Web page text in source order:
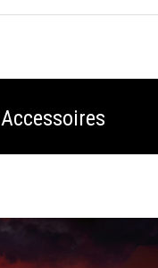
Accessoires